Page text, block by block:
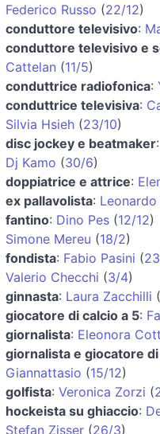
Federico Russo (22/12)
conduttore televisivo:
conduttore televisivo e
Cattelan (11/5)
conduttrice radiofonica:
conduttrice televisiva:
Silvia Hsieh (23/10)
disc jockey e beatmaker:
Dj Kamo (30/6)
doppiatrice e attrice:
ex pallavolista:
fantino: Dino Pes (12/12)
Simone Mereu (18/2)
fondista: Fabio Pasini (
Valerio Checchi (3/4)
ginnasta: Laura Zacchilli (
giocatore di calcio a 5:
giornalista: Eleonora
giornalista e giocatore
Giannattasio (15/12)
golfista: Veronica Zorzi (
hockeista su ghiaccio:
Stefan Zisser (26/3)